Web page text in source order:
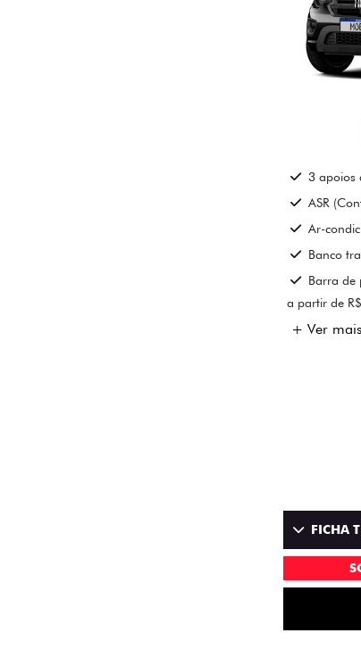
3 apoios
ASR
Ar-
Banco
Barra de
a partir de
+ Ver
FICHA